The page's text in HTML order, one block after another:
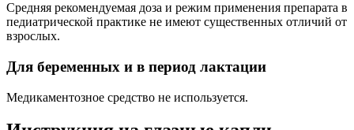
Средняя рекомендуемая доза и режим применения препарата в
педиатрической практике не имеют существенных отличий от
взрослых.
Для беременных и в период лактации
Медикаментозное средство не используется.